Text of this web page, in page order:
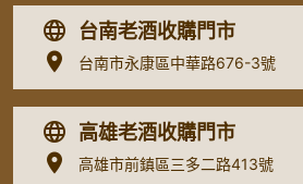
台南老酒收購門市
台南市永康區中華路676-3號
高雄老酒收購門市
高雄市前鎮區三多二路413號